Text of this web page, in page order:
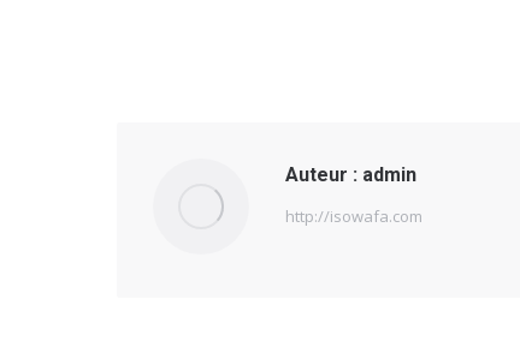
Auteur : admin
http://isowafa.com